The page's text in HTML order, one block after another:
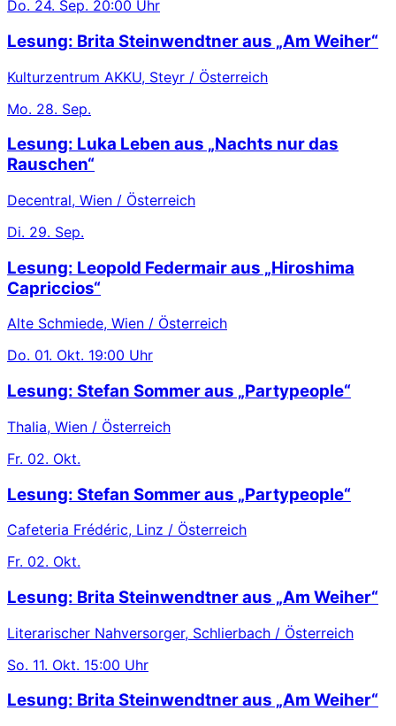
Do. 24. Sep. 20:00 Uhr
Lesung: Brita Steinwendtner aus „Am Weiher“
Kulturzentrum AKKU, Steyr / Österreich
Mo. 28. Sep.
Lesung: Luka Leben aus „Nachts nur das
Rauschen“
Decentral, Wien / Österreich
Di. 29. Sep.
Lesung: Leopold Federmair aus „Hiroshima
Capriccios“
Alte Schmiede, Wien / Österreich
Do. 01. Okt. 19:00 Uhr
Lesung: Stefan Sommer aus „Partypeople“
Thalia, Wien / Österreich
Fr. 02. Okt.
Lesung: Stefan Sommer aus „Partypeople“
Cafeteria Frédéric, Linz / Österreich
Fr. 02. Okt.
Lesung: Brita Steinwendtner aus „Am Weiher“
Literarischer Nahversorger, Schlierbach / Österreich
So. 11. Okt. 15:00 Uhr
Lesung: Brita Steinwendtner aus „Am Weiher“